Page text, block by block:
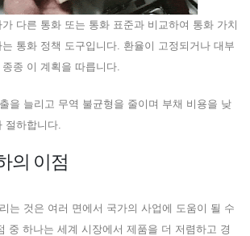
다른 통화 또는 통화 표준과 비교하여 통화 가치
통화 정책 도구입니다. 환율이 고정되거나 대부
종 이 계획을 따릅니다.
을 늘리고 무역 불균형을 줄이며 부채 비용을 낮
절하합니다.
의 이점
는 것은 여러 면에서 국가의 사업에 도움이 될 수
중 하나는 세계 시장에서 제품을 더 저렴하고 경